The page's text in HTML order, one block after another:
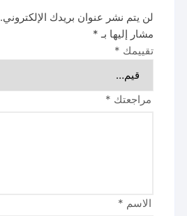
لن يتم نشر عنوان بريدك الإلكتروني.
مشار إليها بـ *
تقييمك *
مراجعتك *
الاسم *